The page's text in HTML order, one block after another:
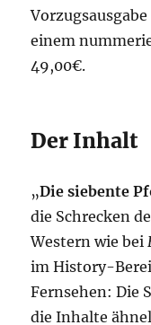
einem
49,00€.
Der Inhalt
„Die siebente
die Schrecken
Western wie bei
im History-
Fernsehen: Die
die Inhalte